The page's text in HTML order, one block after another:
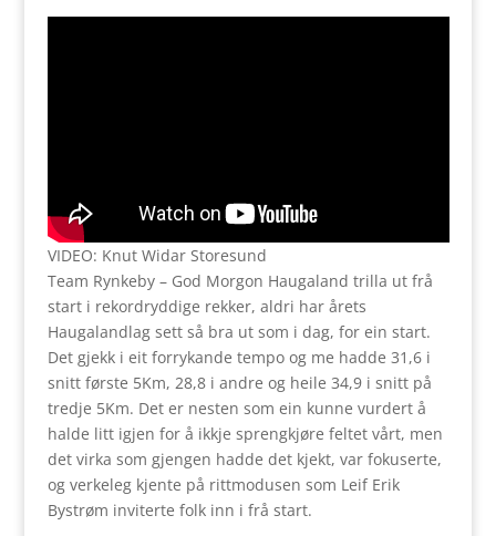
VIDEO: Knut Widar Storesund
Team Rynkeby – God Morgon Haugaland trilla ut frå
start i rekordryddige rekker, aldri har årets
Haugalandlag sett så bra ut som i dag, for ein start.
Det gjekk i eit forrykande tempo og me hadde 31,6 i
snitt første 5Km, 28,8 i andre og heile 34,9 i snitt på
tredje 5Km. Det er nesten som ein kunne vurdert å
halde litt igjen for å ikkje sprengkjøre feltet vårt, men
det virka som gjengen hadde det kjekt, var fokuserte,
og verkeleg kjente på rittmodusen som Leif Erik
Bystrøm inviterte folk inn i frå start.